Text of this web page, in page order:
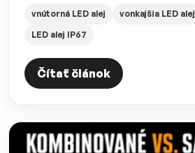
vnútorná LED alej vonkajšia LED alej
LED alej IP67
Čítať článok